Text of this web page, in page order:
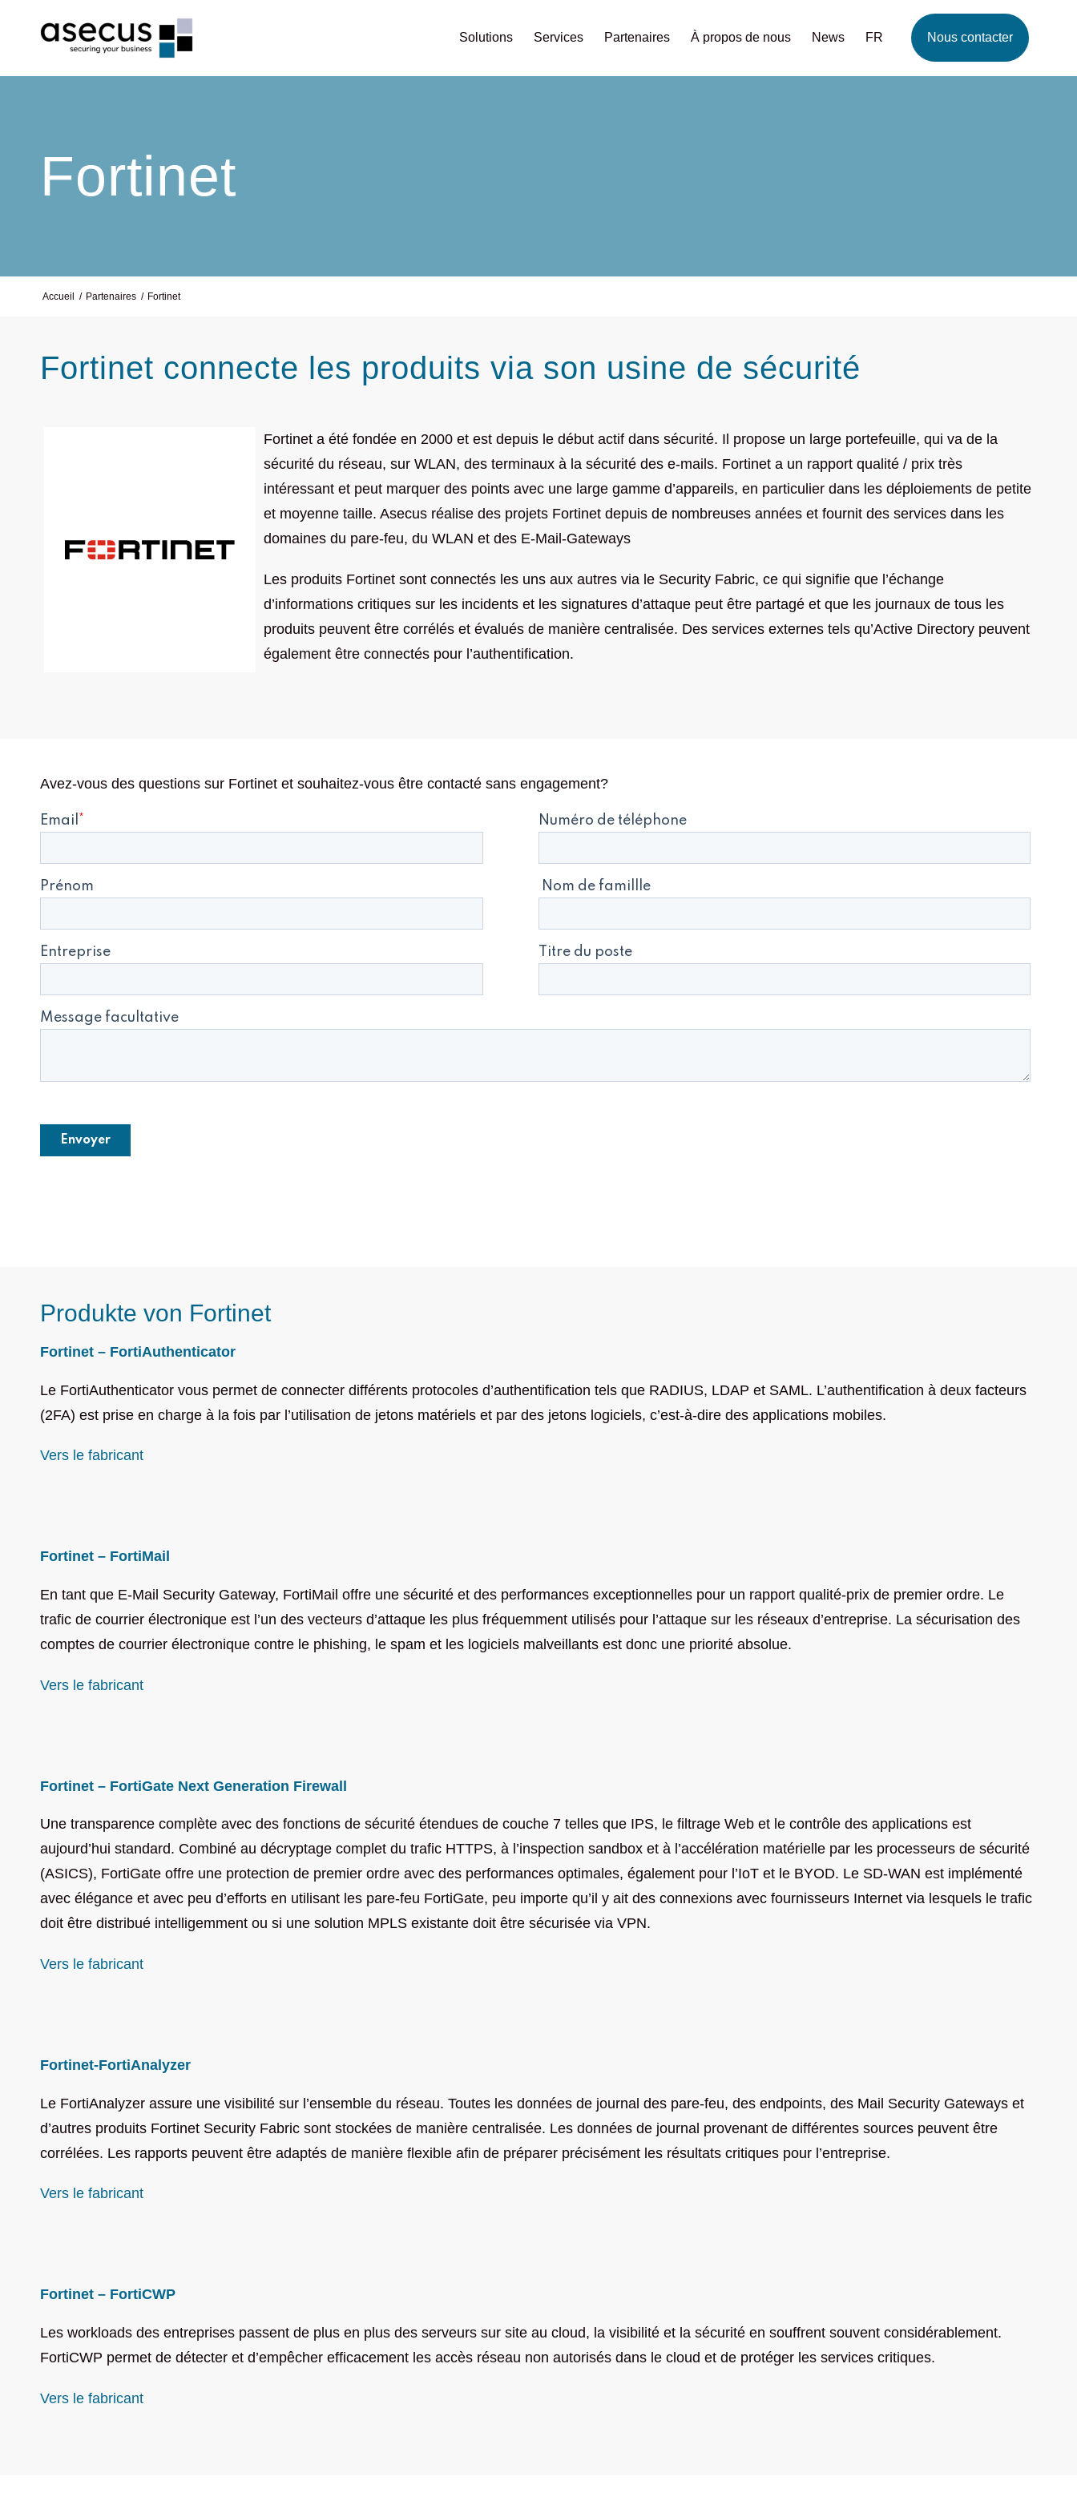
Solutions Services Partenaires À propos de nous News FR Nous contacter
Fortinet
Accueil / Partenaires / Fortinet
Fortinet connecte les produits via son usine de sécurité
Fortinet a été fondée en 2000 et est depuis le début actif dans sécurité. Il propose un large portefeuille, qui va de la
sécurité du réseau, sur WLAN, des terminaux à la sécurité des e-mails. Fortinet a un rapport qualité / prix très
intéressant et peut marquer des points avec une large gamme d’appareils, en particulier dans les déploiements de petite
et moyenne taille. Asecus réalise des projets Fortinet depuis de nombreuses années et fournit des services dans les
domaines du pare-feu, du WLAN et des E-Mail-Gateways
Les produits Fortinet sont connectés les uns aux autres via le Security Fabric, ce qui signifie que l’échange
d’informations critiques sur les incidents et les signatures d’attaque peut être partagé et que les journaux de tous les
produits peuvent être corrélés et évalués de manière centralisée. Des services externes tels qu’Active Directory peuvent
également être connectés pour l’authentification.
Avez-vous des questions sur Fortinet et souhaitez-vous être contacté sans engagement?
Produkte von Fortinet
Fortinet – FortiAuthenticator
Le FortiAuthenticator vous permet de connecter différents protocoles d’authentification tels que RADIUS, LDAP et SAML. L’authentification à deux facteurs
(2FA) est prise en charge à la fois par l’utilisation de jetons matériels et par des jetons logiciels, c’est-à-dire des applications mobiles.
Vers le fabricant
Fortinet – FortiMail
En tant que E-Mail Security Gateway, FortiMail offre une sécurité et des performances exceptionnelles pour un rapport qualité-prix de premier ordre. Le
trafic de courrier électronique est l’un des vecteurs d’attaque les plus fréquemment utilisés pour l’attaque sur les réseaux d’entreprise. La sécurisation des
comptes de courrier électronique contre le phishing, le spam et les logiciels malveillants est donc une priorité absolue.
Vers le fabricant
Fortinet – FortiGate Next Generation Firewall
Une transparence complète avec des fonctions de sécurité étendues de couche 7 telles que IPS, le filtrage Web et le contrôle des applications est
aujourd’hui standard. Combiné au décryptage complet du trafic HTTPS, à l’inspection sandbox et à l’accélération matérielle par les processeurs de sécurité
(ASICS), FortiGate offre une protection de premier ordre avec des performances optimales, également pour l’IoT et le BYOD. Le SD-WAN est implémenté
avec élégance et avec peu d’efforts en utilisant les pare-feu FortiGate, peu importe qu’il y ait des connexions avec fournisseurs Internet via lesquels le trafic
doit être distribué intelligemment ou si une solution MPLS existante doit être sécurisée via VPN.
Vers le fabricant
Fortinet-FortiAnalyzer
Le FortiAnalyzer assure une visibilité sur l’ensemble du réseau. Toutes les données de journal des pare-feu, des endpoints, des Mail Security Gateways et
d’autres produits Fortinet Security Fabric sont stockées de manière centralisée. Les données de journal provenant de différentes sources peuvent être
corrélées. Les rapports peuvent être adaptés de manière flexible afin de préparer précisément les résultats critiques pour l’entreprise.
Vers le fabricant
Fortinet – FortiCWP
Les workloads des entreprises passent de plus en plus des serveurs sur site au cloud, la visibilité et la sécurité en souffrent souvent considérablement.
FortiCWP permet de détecter et d’empêcher efficacement les accès réseau non autorisés dans le cloud et de protéger les services critiques.
Vers le fabricant